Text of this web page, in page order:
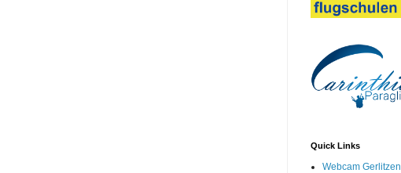
Quick Links
Webcam Gerlitzen